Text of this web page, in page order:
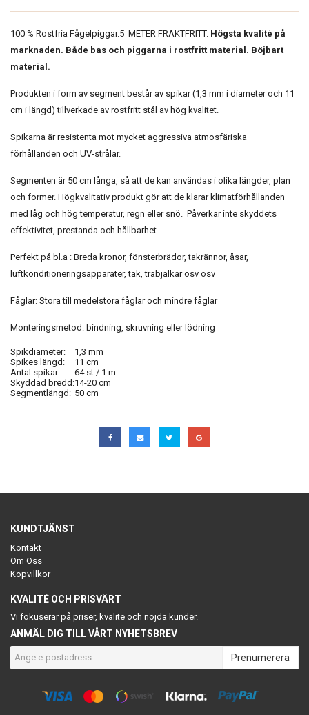
100 % Rostfria Fågelpiggar.5 METER FRAKTFRITT. Högsta kvalité på
marknaden. Både bas och piggarna i rostfritt material. Böjbart
material.
Produkten i form av segment består av spikar (1,3 mm i diameter och 11
cm i längd) tillverkade av rostfritt stål av hög kvalitet.
Spikarna är resistenta mot mycket aggressiva atmosfäriska
förhållanden och UV-strålar.
Segmenten är 50 cm långa, så att de kan användas i olika längder, plan
och former. Högkvalitativ produkt gör att de klarar klimatförhållanden
med låg och hög temperatur, regn eller snö. Påverkar inte skyddets
effektivitet, prestanda och hållbarhet.
Perfekt på bl.a : Breda kronor, fönsterbrädor, takrännor, åsar,
luftkonditioneringsapparater, tak, träbjälkar osv osv
Fåglar: Stora till medelstora fåglar och mindre fåglar
Monteringsmetod: bindning, skruvning eller lödning
Spikdiameter:
1,3 mm
Spikes längd:
11 cm
Antal spikar:
64 st / 1 m
Skyddad bredd:14-20 cm
Segmentlängd: 50 cm
KUNDTJÄNST
Kontakt
Om Oss
Köpvillkor
KVALITÉ OCH PRISVÄRT
Vi fokuserar på priser, kvalite och nöjda kunder.
ANMÄL DIG TILL VÅRT NYHETSBREV
Prenumerera